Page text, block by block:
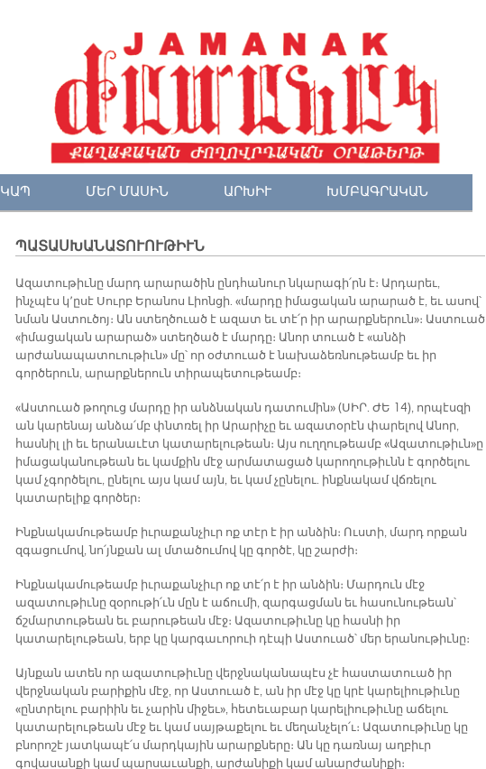
ԿԱՊ ՄԵՐ ՄԱՍԻՆ ԱՐԽԻՒ ԽՄԲԱԳՐԱԿԱՆ
ՊԱՏԱՍԽԱՆԱՏՈՒՈՒԹԻՒՆ
Ազատութիւնը մարդ արարածին ընդհանուր նկարագի՛րն է։ Արդարեւ,
ինչպէս կ՚ըսէ Սուրբ Երանոս Լիոնցի. «մարդը իմացական արարած է, եւ ասով՝
նման Աստուծոյ։ Ան ստեղծուած է ազատ եւ տէ՛ր իր արարքներուն»։ Աստուած
«իմացական արարած» ստեղծած է մարդը։ Անոր տուած է «անձի
արժանապատուութիւն» մը՝ որ օժտուած է նախաձեռնութեամբ եւ իր
գործերուն, արարքներուն տիրապետութեամբ։
«Աստուած թողուց մարդը իր անձնական դատումին» (ՍԻՐ. ԺԵ 14), որպէսզի
ան կարենայ անձա՛մբ փնտռել իր Արարիչը եւ ազատօրէն փարելով Անոր,
հասնիլ լի եւ երանաւէտ կատարելութեան։ Այս ուղղութեամբ «Ազատութիւն»ը
իմացականութեան եւ կամքին մէջ արմատացած կարողութիւնն է գործելու
կամ չգործելու, ընելու այս կամ այն, եւ կամ չընելու. ինքնակամ վճռելու
կատարելիք գործեր։
Ինքնակամութեամբ իւրաքանչիւր ոք տէր է իր անձին։ Ուստի, մարդ որքան
զգացումով, նո՛յնքան ալ մտածումով կը գործէ, կը շարժի։
Ինքնակամութեամբ իւրաքանչիւր ոք տէ՛ր է իր անձին։ Մարդուն մէջ
ազատութիւնը զօրութի՛ւն մըն է աճումի, զարգացման եւ հասունութեան՝
ճշմարտութեան եւ բարութեան մէջ։ Ազատութիւնը կը հասնի իր
կատարելութեան, երբ կը կարգաւորուի դէպի Աստուած՝ մեր երանութիւնը։
Այնքան ատեն որ ազատութիւնը վերջնականապէս չէ հաստատուած իր
վերջնական բարիքին մէջ, որ Աստուած է, ան իր մէջ կը կրէ կարելիութիւնը
«ընտրելու բարիին եւ չարին միջեւ», հետեւաբար կարելիութիւնը աճելու
կատարելութեան մէջ եւ կամ սայթաքելու եւ մեղանչելո՛ւ։ Ազատութիւնը կը
բնորոշէ յատկապէ՛ս մարդկային արարքները։ Ան կը դառնայ աղբիւր
գովասանքի կամ պարսաւանքի, արժանիքի կամ անարժանիքի։